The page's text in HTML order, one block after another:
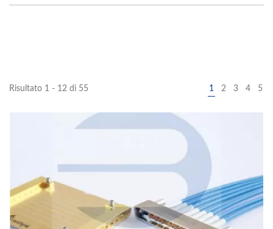
Risultato 1 - 12 di 55 1 2 3 4 5